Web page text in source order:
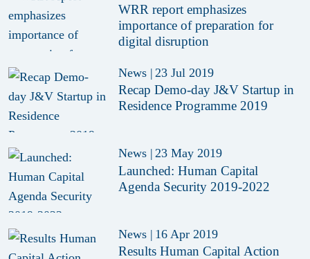
WRR report emphasizes
importance of preparation for
digital disruption
News | 23 Jul 2019
Recap Demo-day J&V Startup in
Residence Programme 2019
News | 23 May 2019
Launched: Human Capital
Agenda Security 2019-2022
News | 16 Apr 2019
Results Human Capital Action